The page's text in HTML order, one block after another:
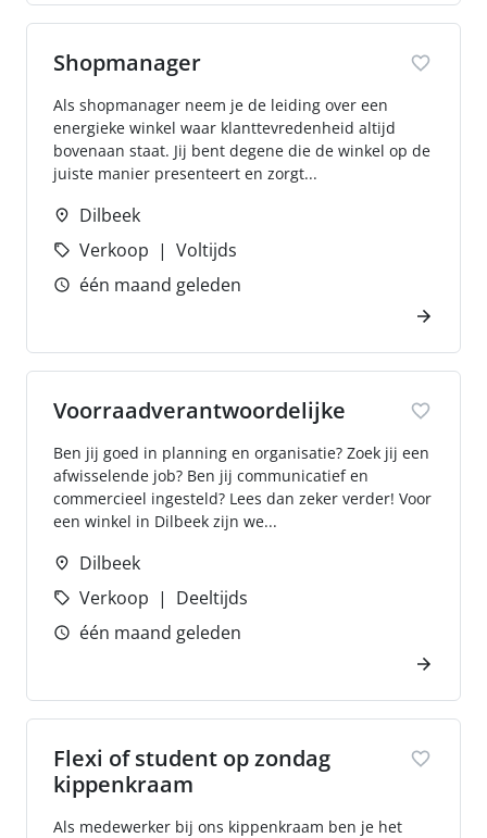
Shopmanager
Als shopmanager neem je de leiding over een
energieke winkel waar klanttevredenheid altijd
bovenaan staat. Jij bent degene die de winkel op de
juiste manier presenteert en zorgt...
Dilbeek
Verkoop
Voltijds
één maand geleden
Voorraadverantwoordelijke
Ben jij goed in planning en organisatie? Zoek jij een
afwisselende job? Ben jij communicatief en
commercieel ingesteld? Lees dan zeker verder! Voor
een winkel in Dilbeek zijn we...
Dilbeek
Verkoop
Deeltijds
één maand geleden
Flexi of student op zondag
kippenkraam
Als medewerker bij ons kippenkraam ben je het